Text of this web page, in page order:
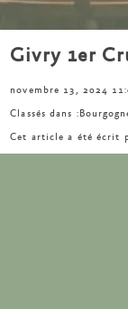
Givry 1er
novembre 13, 2024
Classés dans :
Cet article a été écrit